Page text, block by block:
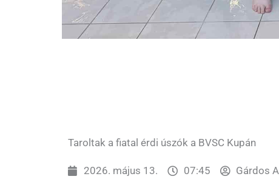
Taroltak a fiatal érdi úszók a BVSC Kupán
2026. május 13. 07:45 Gárdos